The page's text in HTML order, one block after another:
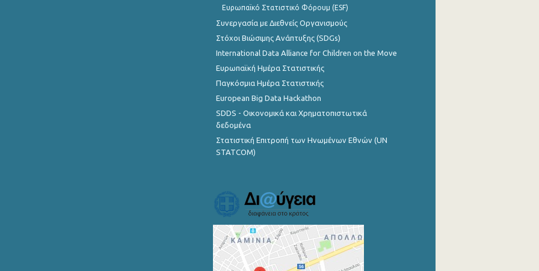
Ευρωπαϊκό Στατιστικό Φόρουμ (ESF)
Συνεργασία με Διεθνείς Οργανισμούς
Στόχοι Βιώσιμης Ανάπτυξης (SDGs)
International Data Alliance for Children on the Move
Ευρωπαϊκή Ημέρα Στατιστικής
Παγκόσμια Ημέρα Στατιστικής
European Big Data Hackathon
SDDS - Οικονομικά και Χρηματοπιστωτικά
δεδομένα
Στατιστική Επιτροπή των Ηνωμένων Εθνών (UN
STATCOM)